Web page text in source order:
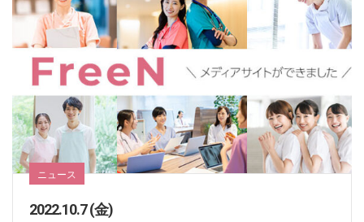
2022.10.7 (金)
ニュース